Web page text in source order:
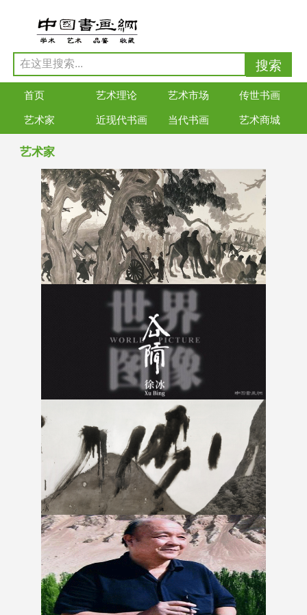
首页 艺术理论 艺术市场 传世书画
艺术家 近现代书画 当代书画 艺术商城
艺术家